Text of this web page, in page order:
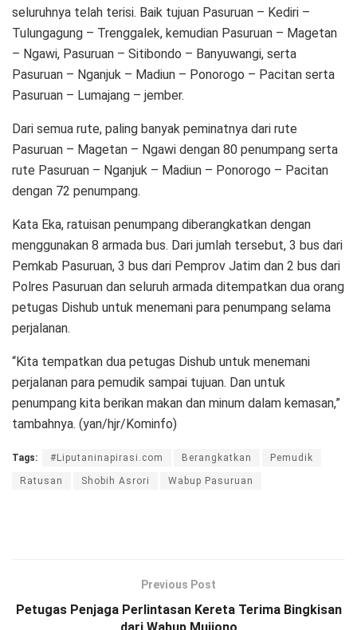
seluruhnya telah terisi. Baik tujuan Pasuruan – Kediri –
Tulungagung – Trenggalek, kemudian Pasuruan – Magetan
– Ngawi, Pasuruan – Sitibondo – Banyuwangi, serta
Pasuruan – Nganjuk – Madiun – Ponorogo – Pacitan serta
Pasuruan – Lumajang – jember.
Dari semua rute, paling banyak peminatnya dari rute
Pasuruan – Magetan – Ngawi dengan 80 penumpang serta
rute Pasuruan – Nganjuk – Madiun – Ponorogo – Pacitan
dengan 72 penumpang.
Kata Eka, ratuisan penumpang diberangkatkan dengan
menggunakan 8 armada bus. Dari jumlah tersebut, 3 bus dari
Pemkab Pasuruan, 3 bus dari Pemprov Jatim dan 2 bus dari
Polres Pasuruan dan seluruh armada ditempatkan dua orang
petugas Dishub untuk menemani para penumpang selama
perjalanan.
“Kita tempatkan dua petugas Dishub untuk menemani
perjalanan para pemudik sampai tujuan. Dan untuk
penumpang kita berikan makan dan minum dalam kemasan,”
tambahnya. (yan/hjr/Kominfo)
Tags: #Liputaninapirasi.com Berangkatkan Pemudik
Ratusan Shobih Asrori Wabup Pasuruan
Previous Post
Petugas Penjaga Perlintasan Kereta Terima Bingkisan